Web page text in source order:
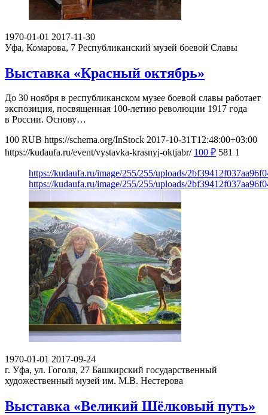
1970-01-01 2017-11-30
Уфа, Комарова, 7 Республиканский музей боевой Славы
Выставка «Красный октябрь»
До 30 ноября в республиканском музее боевой славы работает
экспозиция, посвященная 100-летию революции 1917 года
в России. Основу…
100 RUB https://schema.org/InStock 2017-10-31T12:48:00+03:00
https://kudaufa.ru/event/vystavka-krasnyj-oktjabr/ 100 ₽ 581 1
https://kudaufa.ru/image/255/255/uploads/
https://kudaufa.ru/image/255/255/uploads/
1970-01-01 2017-09-24
г. Уфа, ул. Гоголя, 27 Башкирский государственный
художественный музей им. М.В. Нестерова
Выставка «Великий Шёлковый путь»